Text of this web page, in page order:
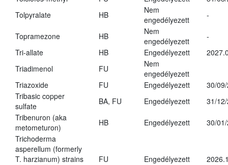
Tolpyralate
HB
Nem
engedélyezett
-
Topramezone HB
Nem
engedélyezett
-
Tri-allate
HB Engedélyezett
Triadimenol
FU
Nem
engedélyezett
Triazoxide
FU Engedélyezett
30/
Tribasic copper
sulfate
BA, FU Engedélyezett
31/
Tribenuron (aka
metometuron)
HB Engedélyezett
30/
Trichoderma
asperellum (formerly
T. harzianum) strains
FU Engedélyezett